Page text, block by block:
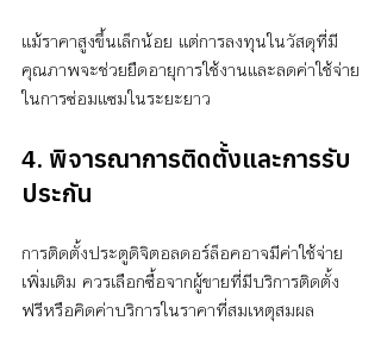
แม้ราคาสูงขึ้นเล็กน้อย แต่การลงทุนในวัสดุที่มี
คุณภาพจะช่วยยืดอายุการใช้งานและลดค่าใช้จ่าย
ในการซ่อมแซมในระยะยาว
4. พิจารณาการติดตั้งและการรับ
ประกัน
การติดตั้งประตูดิจิตอลดอร์ล็อคอาจมีค่าใช้จ่าย
เพิ่มเติม ควรเลือกซื้อจากผู้ขายที่มีบริการติดตั้ง
ฟรีหรือคิดค่าบริการในราคาที่สมเหตุสมผล